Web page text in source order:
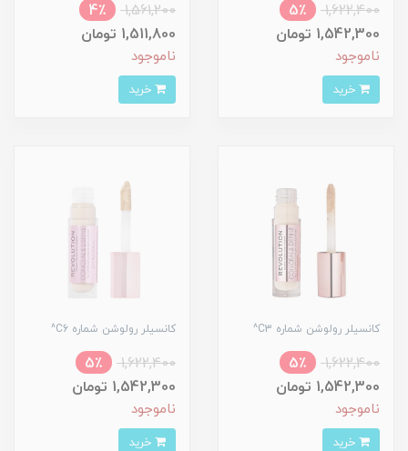
1,622,400
5٪
1,542,300 تومان
ناموجود
1,561,200
4٪
1,511,800 تومان
ناموجود
کانسیلر رولوشن شماره C3^
1,622,400
5٪
1,542,300 تومان
ناموجود
کانسیلر رولوشن شماره C6^
1,622,400
5٪
1,542,300 تومان
ناموجود